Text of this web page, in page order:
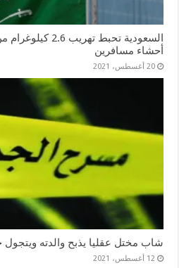
السعودية تحبط
أحشاء مسافرين
20 أغسطس، 2021
شاب مختل عقليا يذبح والدته ويتجول
12 أغسطس، 2021